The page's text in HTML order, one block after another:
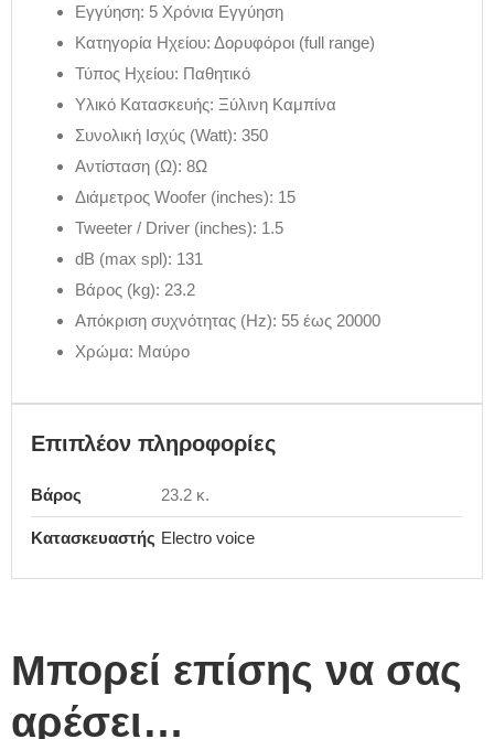
Εγγύηση: 5 Χρόνια Εγγύηση
Κατηγορία Ηχείου: Δορυφόροι (full range)
Τύπος Ηχείου: Παθητικό
Υλικό Κατασκευής: Ξύλινη Καμπίνα
Συνολική Ισχύς (Watt): 350
Αντίσταση (Ω): 8Ω
Διάμετρος Woofer (inches): 15
Tweeter / Driver (inches): 1.5
dB (max spl): 131
Βάρος (kg): 23.2
Απόκριση συχνότητας (Hz): 55 έως 20000
Χρώμα: Μαύρο
Επιπλέον πληροφορίες
Βάρος 23.2 κ.
Κατασκευαστής Electro voice
Μπορεί επίσης να σας
αρέσει…